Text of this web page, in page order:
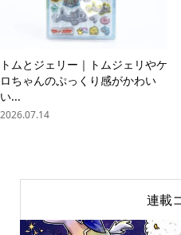
トムとジェリー｜トムジェリやケ
ロちゃんのぷっくり感がかわい
い...
2026.07.14
連載
online store company info